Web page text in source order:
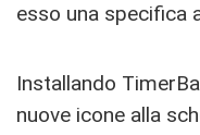
esso una specifica
Installando
nuove icone alla